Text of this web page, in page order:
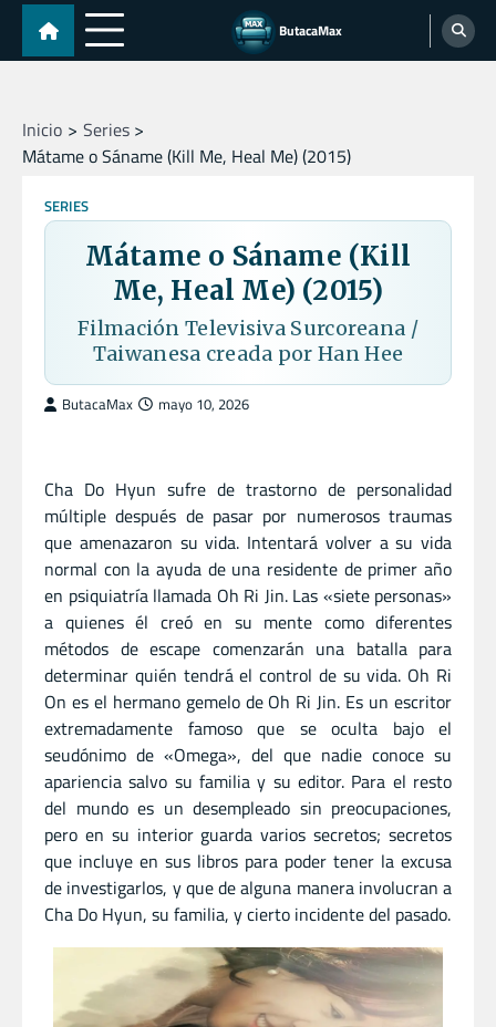
Skip
content
ButacaMax
Inicio
Series
Mátame o Sáname (Kill Me, Heal Me) (2015)
SERIES
Mátame o Sáname (Kill
Me, Heal Me) (2015)
Filmación Televisiva Surcoreana /
Taiwanesa creada por Han Hee
ButacaMax mayo 10, 2026
Cha Do Hyun sufre de trastorno de personalidad
múltiple después de pasar por numerosos traumas
que amenazaron su vida. Intentará volver a su vida
normal con la ayuda de una residente de primer año
en psiquiatría llamada Oh Ri Jin. Las «siete personas»
a quienes él creó en su mente como diferentes
métodos de escape comenzarán una batalla para
determinar quién tendrá el control de su vida. Oh Ri
On es el hermano gemelo de Oh Ri Jin. Es un escritor
extremadamente famoso que se oculta bajo el
seudónimo de «Omega», del que nadie conoce su
apariencia salvo su familia y su editor. Para el resto
del mundo es un desempleado sin preocupaciones,
pero en su interior guarda varios secretos; secretos
que incluye en sus libros para poder tener la excusa
de investigarlos, y que de alguna manera involucran a
Cha Do Hyun, su familia, y cierto incidente del pasado.